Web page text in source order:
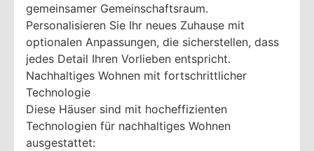
gemeinsamer Gemeinschaftsraum.
Personalisieren Sie Ihr neues Zuhause mit
optionalen Anpassungen, die sicherstellen, dass
jedes Detail Ihren Vorlieben entspricht.
Nachhaltiges Wohnen mit fortschrittlicher
Technologie
Diese Häuser sind mit hocheffizienten
Technologien für nachhaltiges Wohnen
ausgestattet: